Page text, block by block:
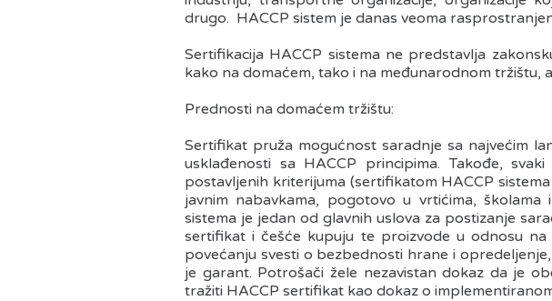
drugo. HACCP sistem je danas veoma
Sertifikacija HACCP sistema ne predstavlja
kako na domaćem, tako i na međunarodnom tržištu,
Prednosti na domaćem tržištu:
Sertifikat pruža mogućnost saradnje sa najvećim
usklađenosti sa HACCP principima. Takođe,
postavljenih kriterijuma (sertifikatom HACCP
javnim nabavkama, pogotovo u vrtićima,
sistema je jedan od glavnih uslova za postizanje
sertifikat i češće kupuju te proizvode u odnosu
povećanju svesti o bezbednosti hrane i
je garant. Potrošači žele nezavistan dokaz da je
tražiti HACCP sertifikat kao dokaz o